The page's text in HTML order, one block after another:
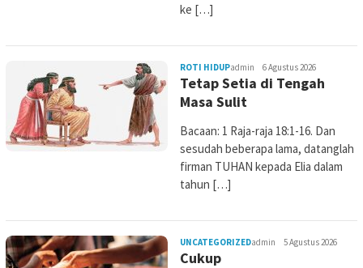
ke […]
ROTI HIDUPadmin 6 Agustus 2026
Tetap Setia di Tengah
Masa Sulit
Bacaan: 1 Raja-raja 18:1-16. Dan
sesudah beberapa lama, datanglah
firman TUHAN kepada Elia dalam
tahun […]
UNCATEGORIZEDadmin 5 Agustus 2026
Cukup